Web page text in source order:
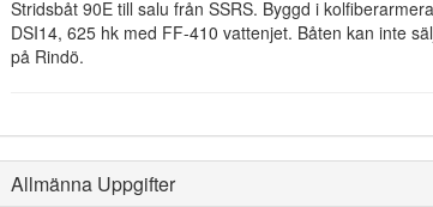
Stridsbåt 90E till salu från SSRS. Byggd i
DSI14, 625 hk med FF-410 vattenjet. Båten kan inte
på Rindö.
Allmänna Uppgifter